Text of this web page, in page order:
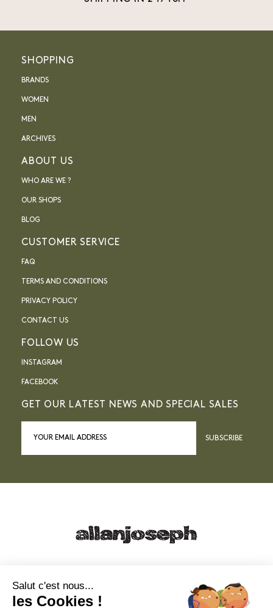
SHOPPING
BRANDS
WOMEN
MEN
ARCHIVES
ABOUT US
WHO ARE WE ?
OUR SHOPS
BLOG
CUSTOMER SERVICE
FAQ
TERMS AND CONDITIONS
PRIVACY POLICY
CONTACT US
FOLLOW US
INSTAGRAM
FACEBOOK
GET OUR LATEST NEWS AND SPECIAL SALES
SUBSCRIBE
Salut c'est nous...
les Cookies !